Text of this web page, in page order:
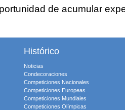
de acumular
Histórico
Noticias
Condecoraciones
Competiciones Nacionales
Competiciones Europeas
Competiciones Mundiales
Competiciones Olímpicas